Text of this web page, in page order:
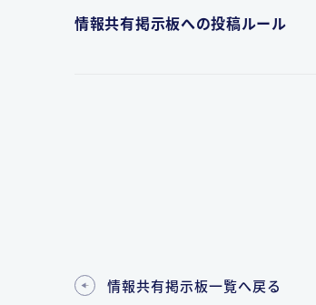
情報共有掲示板への投稿ルール
情報共有掲示板一覧へ戻る